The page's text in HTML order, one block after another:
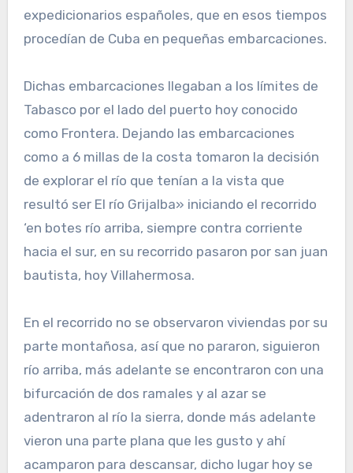
expedicionarios españoles, que en esos tiempos
procedían de Cuba en pequeñas embarcaciones.
Dichas embarcaciones llegaban a los límites de
Tabasco por el lado del puerto hoy conocido
como Frontera. Dejando las embarcaciones
como a 6 millas de la costa tomaron la decisión
de explorar el río que tenían a la vista que
resultó ser El río Grijalba» iniciando el recorrido
‘en botes río arriba, siempre contra corriente
hacia el sur, en su recorrido pasaron por san juan
bautista, hoy Villahermosa.
En el recorrido no se observaron viviendas por su
parte montañosa, así que no pararon, siguieron
río arriba, más adelante se encontraron con una
bifurcación de dos ramales y al azar se
adentraron al río la sierra, donde más adelante
vieron una parte plana que les gusto y ahí
acamparon para descansar, dicho lugar hoy se